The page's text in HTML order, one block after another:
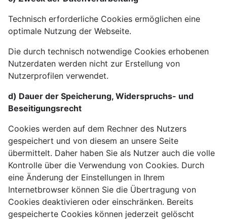
Technisch erforderliche Cookies ermöglichen eine
optimale Nutzung der Webseite.
Die durch technisch notwendige Cookies erhobenen
Nutzerdaten werden nicht zur Erstellung von
Nutzerprofilen verwendet.
d) Dauer der Speicherung, Widerspruchs- und
Beseitigungsrecht
Cookies werden auf dem Rechner des Nutzers
gespeichert und von diesem an unsere Seite
übermittelt. Daher haben Sie als Nutzer auch die volle
Kontrolle über die Verwendung von Cookies. Durch
eine Änderung der Einstellungen in Ihrem
Internetbrowser können Sie die Übertragung von
Cookies deaktivieren oder einschränken. Bereits
gespeicherte Cookies können jederzeit gelöscht